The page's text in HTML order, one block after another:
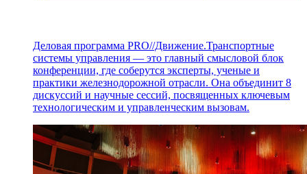
Деловая программа PRO//Движение.Транспортные
системы управления — это главный смысловой блок
конференции, где соберутся эксперты, ученые и
практики железнодорожной отрасли. Она объединит 8
дискуссий и научные сессий, посвященных ключевым
технологическим и управленческим вызовам.